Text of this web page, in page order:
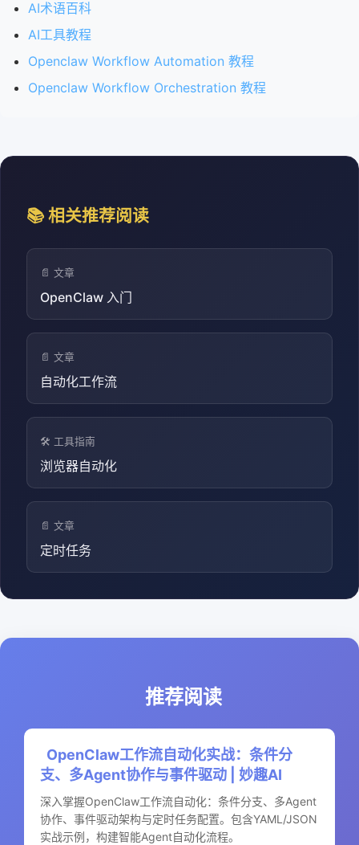
AI术语百科
AI工具教程
Openclaw Workflow Automation 教程
Openclaw Workflow Orchestration 教程
📚 相关推荐阅读
📄 文章
OpenClaw 入门
📄 文章
自动化工作流
🛠️ 工具指南
浏览器自动化
📄 文章
定时任务
推荐阅读
OpenClaw工作流自动化实战：条件分
支、多Agent协作与事件驱动 | 妙趣AI
深入掌握OpenClaw工作流自动化：条件分支、多Agent
协作、事件驱动架构与定时任务配置。包含YAML/JSON
实战示例，构建智能Agent自动化流程。